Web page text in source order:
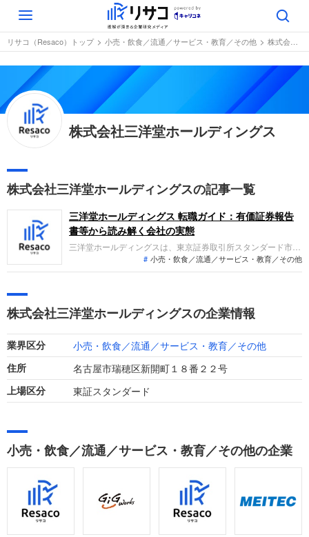
Toggle
navigation
リサコ（Resaco）トップ 小売・飲食／流通／サービス・教育／その他 株式会社三洋堂ホールディングス
株式会社三洋堂ホールディングス
株式会社三洋堂ホールディングスの記事一覧
三洋堂ホールディングス 転職ガイド：有価証券報告
書等から読み解く会社の実態
三洋堂ホールディングスは、東京証券取引所スタンダード市場
に上場し、新本と古本を併売するハイブリッド型書店を核にト
レカ館や駿河屋などの小売サービス事業を展開しています。直
上も推進中です。
小売・飲食／流通／サービス・教育／その他
株式会社三洋堂ホールディングスの企業情報
業界区分 小売・飲食／流通／サービス・教育／その他
住所 名古屋市瑞穂区新開町１８番２２号
上場区分 東証スタンダード
小売・飲食／流通／サービス・教育／その他の企業